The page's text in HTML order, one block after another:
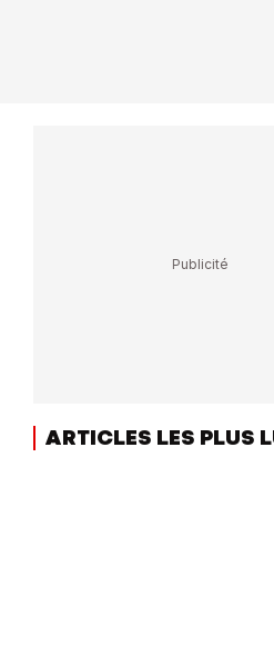
ARTICLES LES PLUS